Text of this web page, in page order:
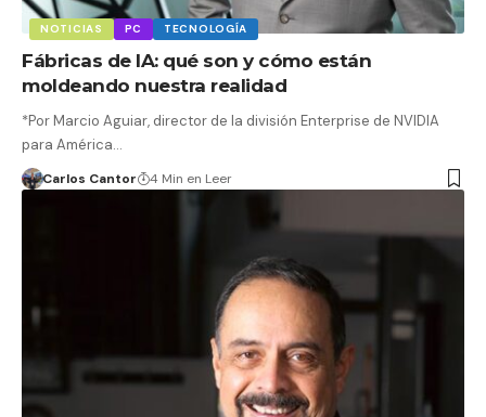
NOTICIAS PC TECNOLOGÍA
Fábricas de IA: qué son y cómo están
moldeando nuestra realidad
*Por Marcio Aguiar, director de la división Enterprise de NVIDIA
para América…
Carlos Cantor 4 Min en Leer